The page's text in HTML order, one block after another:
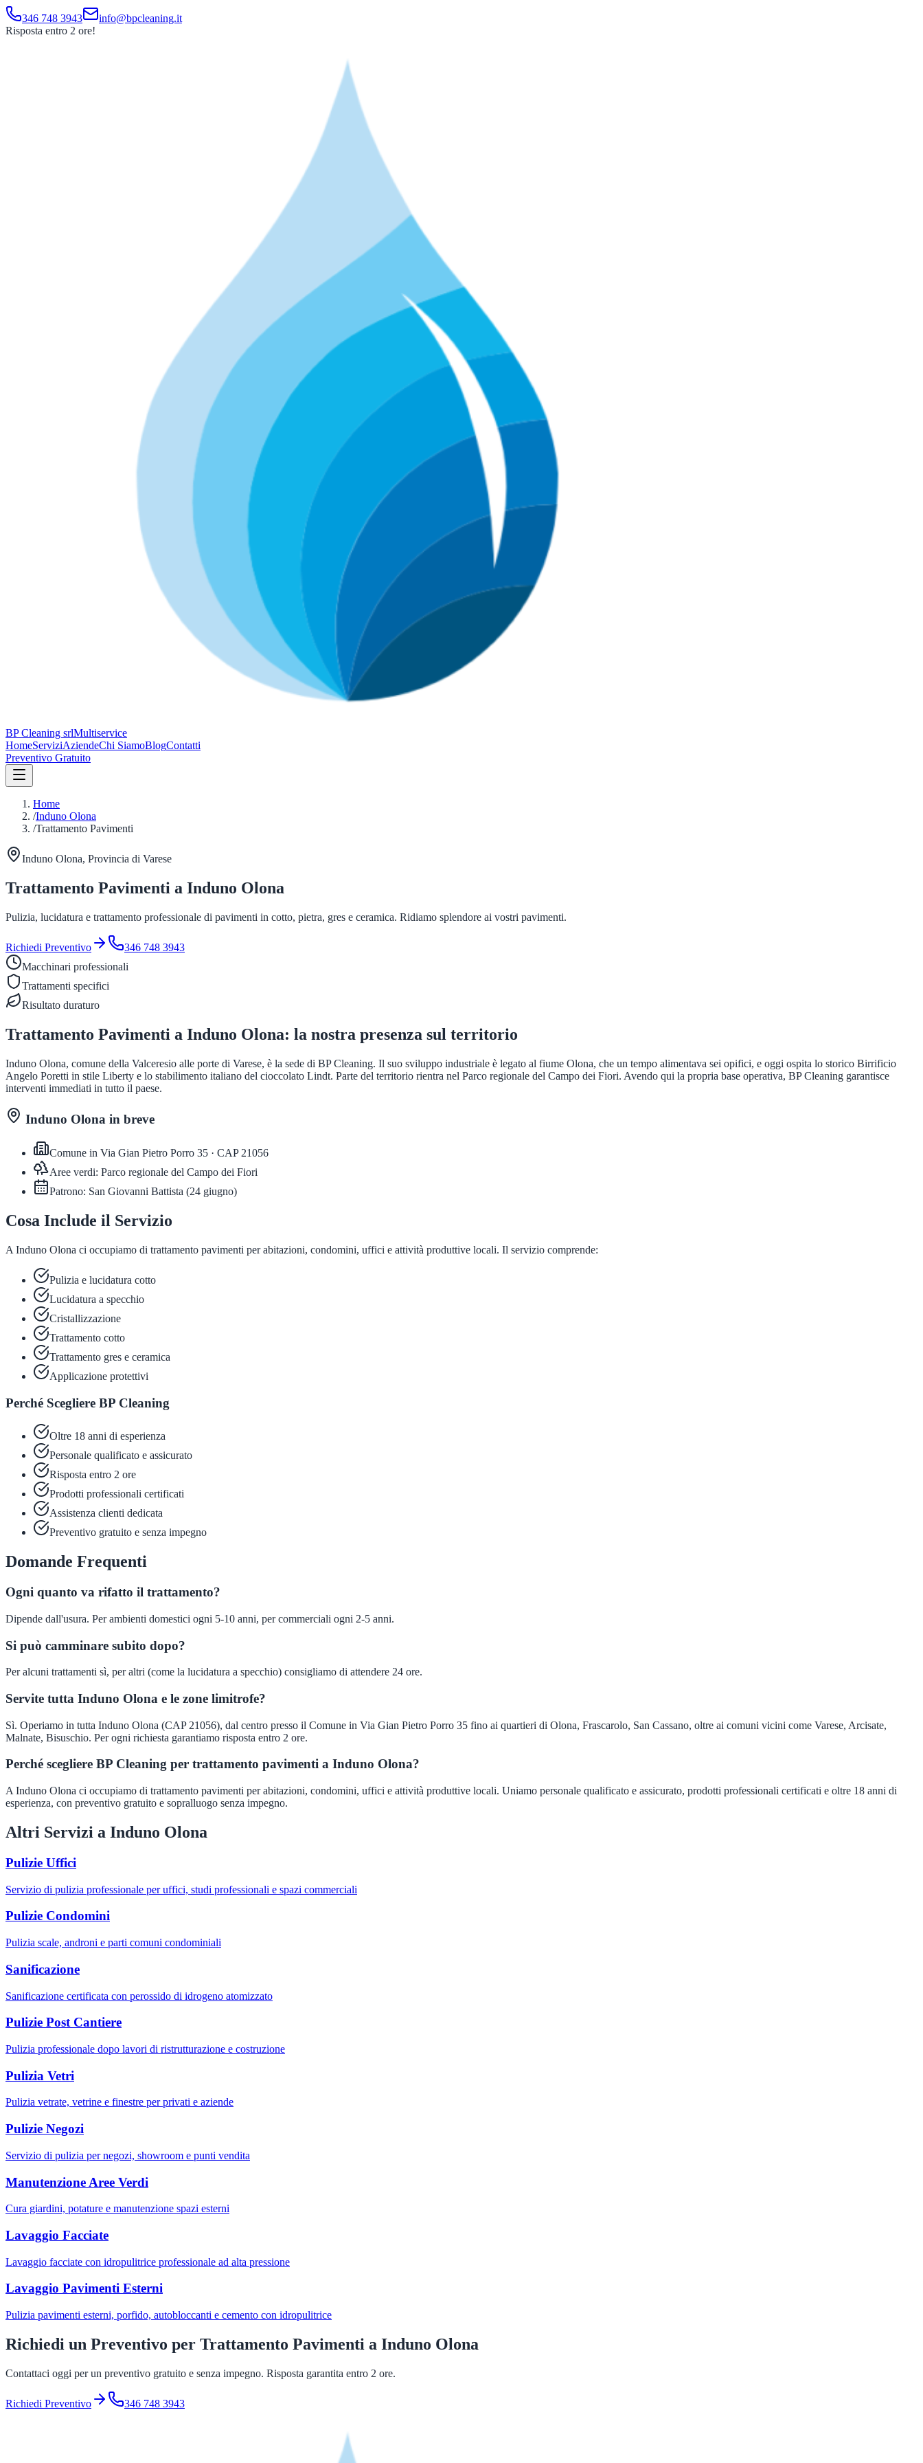
346 748 3943
info@bpcleaning.it
Risposta entro 2 ore!
BP Cleaning srlMultiservice
HomeServiziAziendeChi SiamoBlogContatti
Preventivo Gratuito
Home
/Induno Olona
/Trattamento Pavimenti
Induno Olona, Provincia di Varese
Trattamento Pavimenti a Induno Olona
Pulizia, lucidatura e trattamento professionale di pavimenti in cotto, pietra, gres e ceramica. Ridiamo splendore ai vostri pavimenti.
Richiedi Preventivo
346 748 3943
Macchinari professionali
Trattamenti specifici
Risultato duraturo
Trattamento Pavimenti a Induno Olona: la nostra presenza sul territorio
Induno Olona, comune della Valceresio alle porte di Varese, è la sede di BP Cleaning. Il suo sviluppo industriale è legato al fiume Olona, che un tempo alimentava sei opifici, e oggi ospita lo storico Birrificio
Angelo Poretti in stile Liberty e lo stabilimento italiano del cioccolato Lindt. Parte del territorio rientra nel Parco regionale del Campo dei Fiori. Avendo qui la propria base operativa, BP Cleaning garantisce
interventi immediati in tutto il paese.
Induno Olona in breve
Comune in Via Gian Pietro Porro 35 · CAP 21056
Aree verdi: Parco regionale del Campo dei Fiori
Patrono: San Giovanni Battista (24 giugno)
Cosa Include il Servizio
A Induno Olona ci occupiamo di trattamento pavimenti per abitazioni, condomini, uffici e attività produttive locali. Il servizio comprende:
Pulizia e lucidatura cotto
Lucidatura a specchio
Cristallizzazione
Trattamento cotto
Trattamento gres e ceramica
Applicazione protettivi
Perché Scegliere BP Cleaning
Oltre 18 anni di esperienza
Personale qualificato e assicurato
Risposta entro 2 ore
Prodotti professionali certificati
Assistenza clienti dedicata
Preventivo gratuito e senza impegno
Domande Frequenti
Ogni quanto va rifatto il trattamento?
Dipende dall'usura. Per ambienti domestici ogni 5-10 anni, per commerciali ogni 2-5 anni.
Si può camminare subito dopo?
Per alcuni trattamenti sì, per altri (come la lucidatura a specchio) consigliamo di attendere 24 ore.
Servite tutta Induno Olona e le zone limitrofe?
Sì. Operiamo in tutta Induno Olona (CAP 21056), dal centro presso il Comune in Via Gian Pietro Porro 35 fino ai quartieri di Olona, Frascarolo, San Cassano, oltre ai comuni vicini come Varese, Arcisate,
Malnate, Bisuschio. Per ogni richiesta garantiamo risposta entro 2 ore.
Perché scegliere BP Cleaning per trattamento pavimenti a Induno Olona?
A Induno Olona ci occupiamo di trattamento pavimenti per abitazioni, condomini, uffici e attività produttive locali. Uniamo personale qualificato e assicurato, prodotti professionali certificati e oltre 18 anni di
esperienza, con preventivo gratuito e sopralluogo senza impegno.
Altri Servizi a Induno Olona
Pulizie Uffici
Servizio di pulizia professionale per uffici, studi professionali e spazi commerciali
Pulizie Condomini
Pulizia scale, androni e parti comuni condominiali
Sanificazione
Sanificazione certificata con perossido di idrogeno atomizzato
Pulizie Post Cantiere
Pulizia professionale dopo lavori di ristrutturazione e costruzione
Pulizia Vetri
Pulizia vetrate, vetrine e finestre per privati e aziende
Pulizie Negozi
Servizio di pulizia per negozi, showroom e punti vendita
Manutenzione Aree Verdi
Cura giardini, potature e manutenzione spazi esterni
Lavaggio Facciate
Lavaggio facciate con idropulitrice professionale ad alta pressione
Lavaggio Pavimenti Esterni
Pulizia pavimenti esterni, porfido, autobloccanti e cemento con idropulitrice
Richiedi un Preventivo per Trattamento Pavimenti a Induno Olona
Contattaci oggi per un preventivo gratuito e senza impegno. Risposta garantita entro 2 ore.
Richiedi Preventivo 346 748 3943